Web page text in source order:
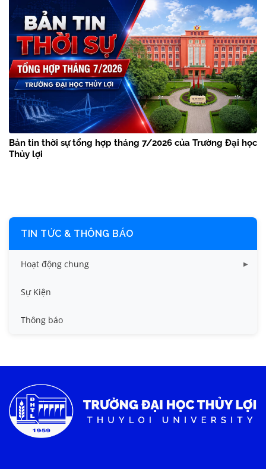
Bản tin thời sự tổng hợp tháng 7/2026 của Trường Đại học
Thủy lợi
TIN TỨC & THÔNG BÁO
Hoạt động chung
Tin công tác sinh viên
Tin đào tạo
Tin tức chung
Sự Kiện
Thông báo